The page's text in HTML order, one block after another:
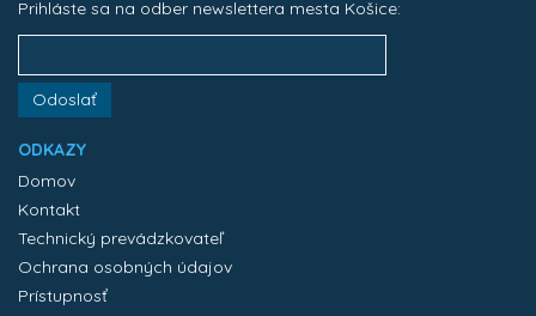
Prihláste sa na odber newslettera mesta Košice:
Odoslať
ODKAZY
Domov
Kontakt
Technický prevádzkovateľ
Ochrana osobných údajov
Prístupnosť